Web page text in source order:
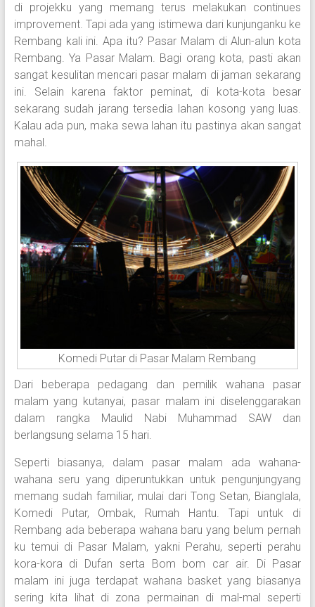
di projekku yang memang terus melakukan continues
improvement. Tapi ada yang istimewa dari kunjunganku ke
Rembang kali ini. Apa itu? Pasar Malam di Alun-alun kota
Rembang. Ya Pasar Malam. Bagi orang kota, pasti akan
sangat kesulitan mencari pasar malam di jaman sekarang
ini. Selain karena faktor peminat, di kota-kota besar
sekarang sudah jarang tersedia lahan kosong yang luas.
Kalau ada pun, maka sewa lahan itu pastinya akan sangat
mahal.
Komedi Putar di Pasar Malam Rembang
Dari beberapa pedagang dan pemilik wahana pasar
malam yang kutanyai, pasar malam ini diselenggarakan
dalam rangka Maulid Nabi Muhammad SAW dan
berlangsung selama 15 hari.
Seperti biasanya, dalam pasar malam ada wahana-
wahana seru yang diperuntukkan untuk pengunjungyang
memang sudah familiar, mulai dari Tong Setan, Bianglala,
Komedi Putar, Ombak, Rumah Hantu. Tapi untuk di
Rembang ada beberapa wahana baru yang belum pernah
ku temui di Pasar Malam, yakni Perahu, seperti perahu
kora-kora di Dufan serta Bom bom car air. Di Pasar
malam ini juga terdapat wahana basket yang biasanya
sering kita lihat di zona permainan di mal-mal seperti